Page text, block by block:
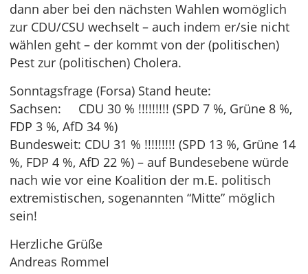
dann aber bei den nächsten Wahlen womöglich
zur CDU/CSU wechselt – auch indem er/sie nicht
wählen geht – der kommt von der (politischen)
Pest zur (politischen) Cholera.
Sonntagsfrage (Forsa) Stand heute:
Sachsen: CDU 30 % !!!!!!!!! (SPD 7 %, Grüne 8 %,
FDP 3 %, AfD 34 %)
Bundesweit: CDU 31 % !!!!!!!!! (SPD 13 %, Grüne 14
%, FDP 4 %, AfD 22 %) – auf Bundesebene würde
nach wie vor eine Koalition der m.E. politisch
extremistischen, sogenannten “Mitte” möglich
sein!
Herzliche Grüße
Andreas Rommel